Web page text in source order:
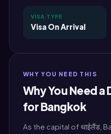
VISA TYPE
Visa On Arrival
WHY YOU NEED THIS
Why You Need
for Bangkok
As the capital of थाईलैंड,